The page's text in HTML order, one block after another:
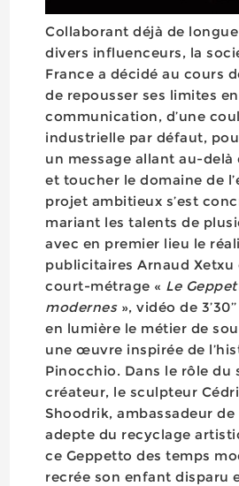
Collaborant déjà de
divers influenceurs, la
France a décidé au cours
de repousser ses limites
communication, d’une
industrielle par défaut,
un message allant au-
et toucher le domaine de
projet ambitieux s’est
mariant les talents de
avec en premier lieu le
publicitaires Arnaud Xetxu
court-métrage « Le
modernes», vidéo de
en lumière le métier de
une œuvre inspirée de
Pinocchio. Dans le rôle du
créateur, le sculpteur
Shoodrik, ambassadeur
adepte du recyclage
ce Geppetto des temps
recrée son enfant disparu